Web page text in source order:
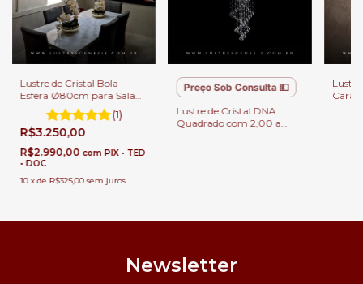
Lustre de Cristal Bola
Esfera Ø80cm para Sala
de Jantar e Estar
(1)
R$3.250,00
R$2.990,00 com PIX • TED
• DOC
10 xde R$325,00 sem juros
Preço Sob Consulta 💵
Lustre de Cristal DNA
Quadrado com 2,00 a
Newsletter